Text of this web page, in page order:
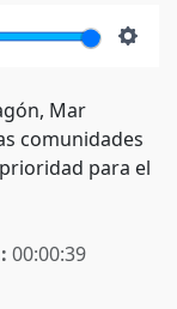
Mar
comunidades
para el
00:00:39